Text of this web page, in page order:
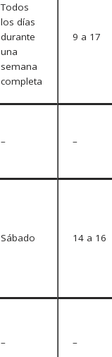
Todos
los días
durante
una
semana
completa
9 a 17
– –
Sábado 14 a 16
– –